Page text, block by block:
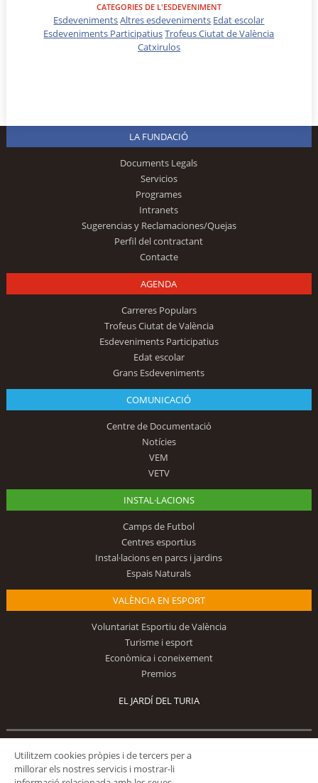
CATEGORIES DE L'ESDEVENIMENT
EsdevenimentsAltres esdeveniments Edat escolar
Esdeveniments ParticipatiusTrofeus Ciutat de València
Catxirulos
LA FUNDACIÓ
Documents Legals
Servicios
Programes
Intranets
Sugerencias y Reclamaciones/Quejas
Perfil del contractant
Contacte
AGENDA
Carreres Populars
Trofeus Ciutat de València
Esdeveniments Participatius
Edat escolar
Grans Esdeveniments
COMUNICACIÓ
Centre de Documentació
Notícies
VEM
VETV
INSTAL·LACIONS
Camps de Futbol
Centres esportius
Instal·lacions en parcs i jardins
Espais Naturals
VALÈNCIA EN ESPORT
Voluntariat Esportiu de València
Turisme i esport
Econòmica i coneixement
Premios
EL JARDÍ DEL TURIA
Utilitzem cookies pròpies i de tercers per a
millorar els nostres servicis i mostrar-li